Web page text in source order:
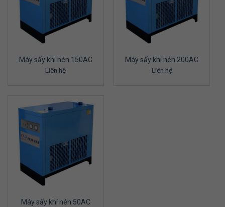
Máy sấy khí nén 150AC
Liên hệ
Máy sấy khí nén 200AC
Liên hệ
Máy sấy khí nén 50AC